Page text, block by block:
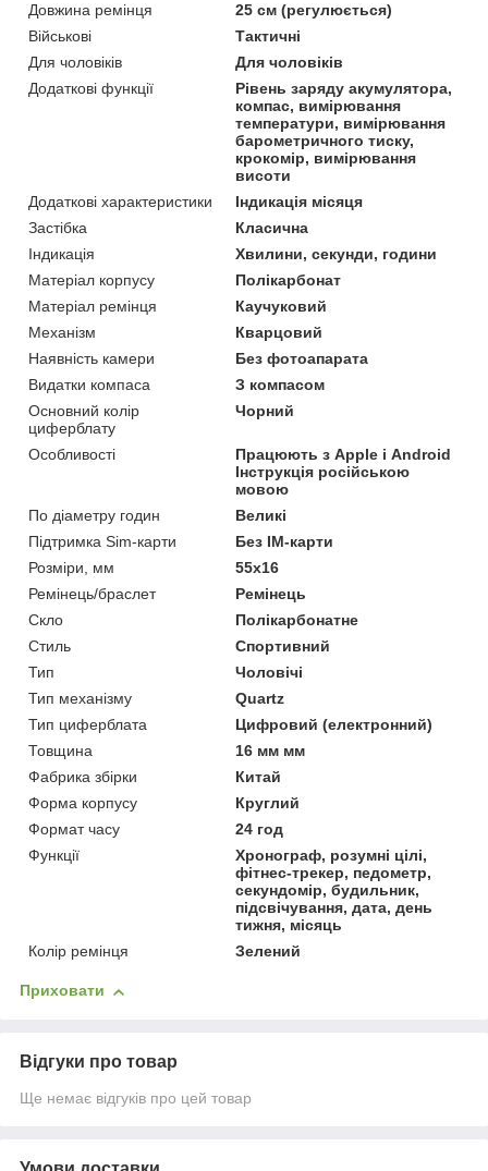
Довжина ремінця
25 см (регулюється)
Військові
Тактичні
Для чоловіків
Для чоловіків
Додаткові функції
Рівень заряду акумулятора,
компас, вимірювання
температури, вимірювання
барометричного тиску,
крокомір, вимірювання
висоти
Додаткові характеристики
Індикація місяця
Застібка
Класична
Індикація
Хвилини, секунди, години
Матеріал корпусу
Полікарбонат
Матеріал ремінця
Каучуковий
Механізм
Кварцовий
Наявність камери
Без фотоапарата
Видатки компаса
З компасом
Основний колір
циферблату
Чорний
Особливості
Працюють з Apple і Android
Інструкція російською
мовою
По діаметру годин
Великі
Підтримка Sim-карти
Без IM-карти
Розміри, мм
55х16
Ремінець/браслет
Ремінець
Скло
Полікарбонатне
Стиль
Спортивний
Тип
Чоловічі
Тип механізму
Quartz
Тип циферблата
Цифровий (електронний)
Товщина
16 мм мм
Фабрика збірки
Китай
Форма корпусу
Круглий
Формат часу
24 год
Функції
Хронограф, розумні цілі,
фітнес-трекер, педометр,
секундомір, будильник,
підсвічування, дата, день
тижня, місяць
Колір ремінця
Зелений
Приховати
Відгуки про товар
Ще немає відгуків про цей товар